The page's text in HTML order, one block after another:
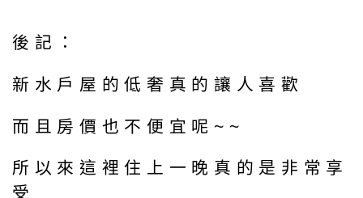
後記：
新水戶屋的低奢真的讓人喜歡
而且房價也不便宜呢~~
所以來這裡住上一晚真的是非常享
受